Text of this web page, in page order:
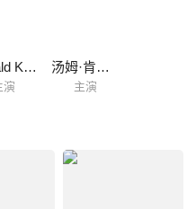
Donald Kerr
演
汤姆·肯尼迪
主演